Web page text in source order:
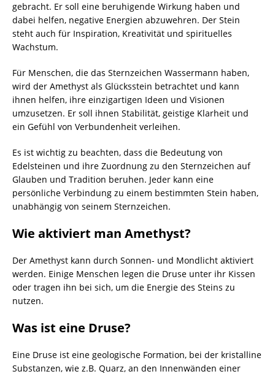
gebracht. Er soll eine beruhigende Wirkung haben und
dabei helfen, negative Energien abzuwehren. Der Stein
steht auch für Inspiration, Kreativität und spirituelles
Wachstum.
Für Menschen, die das Sternzeichen Wassermann haben,
wird der Amethyst als Glücksstein betrachtet und kann
ihnen helfen, ihre einzigartigen Ideen und Visionen
umzusetzen. Er soll ihnen Stabilität, geistige Klarheit und
ein Gefühl von Verbundenheit verleihen.
Es ist wichtig zu beachten, dass die Bedeutung von
Edelsteinen und ihre Zuordnung zu den Sternzeichen auf
Glauben und Tradition beruhen. Jeder kann eine
persönliche Verbindung zu einem bestimmten Stein haben,
unabhängig von seinem Sternzeichen.
Wie aktiviert man Amethyst?
Der Amethyst kann durch Sonnen- und Mondlicht aktiviert
werden. Einige Menschen legen die Druse unter ihr Kissen
oder tragen ihn bei sich, um die Energie des Steins zu
nutzen.
Was ist eine Druse?
Eine Druse ist eine geologische Formation, bei der kristalline
Substanzen, wie z.B. Quarz, an den Innenwänden einer